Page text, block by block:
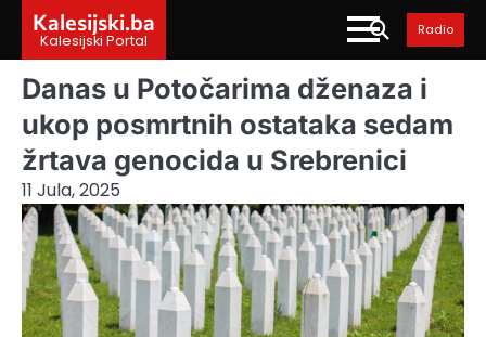
content
Kalesijski.ba
Kalesijski Portal
Radio
Danas u Potočarima dženaza i
ukop posmrtnih ostataka sedam
žrtava genocida u Srebrenici
11 Jula, 2025